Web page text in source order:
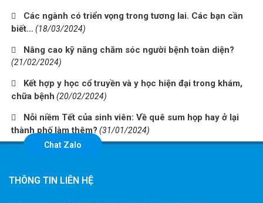
Các ngành có triển vọng trong tương lai. Các bạn cần
biết… (18/03/2024)
Nâng cao kỹ năng chăm sóc người bệnh toàn diện?
(21/02/2024)
Kết hợp y học cổ truyền và y học hiện đại trong khám,
chữa bệnh (20/02/2024)
Nỗi niềm Tết của sinh viên: Về quê sum họp hay ở lại
thành phố làm thêm? (31/01/2024)
THÔNG TIN LIÊN HỆ
Chat Zalo